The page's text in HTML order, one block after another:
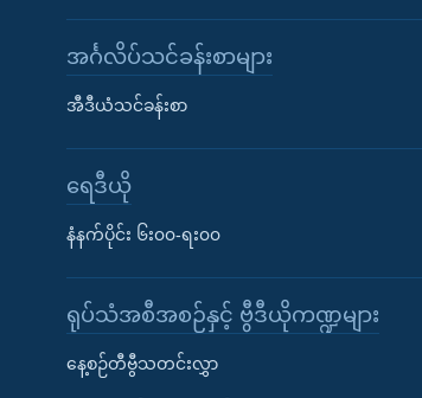
အင်္ဂလိပ်သင်ခန်းစာများ
အီဒီယံသင်ခန်းစာ
ရေဒီယို
နံနက်ပိုင်း ၆း၀၀-ရး၀၀
ရုပ်သံအစီအစဉ်နှင့် ဗွီဒီယိုကဏ္ဍများ
နေ့စဉ်တီဗွီသတင်းလွှာ